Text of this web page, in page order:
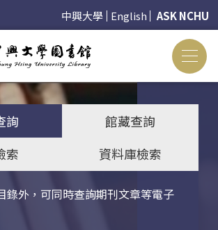
中興大學 English ASK NCHU
詢
館藏查詢
索
資料庫檢索
錄外，可同時查詢期刊文章等電子